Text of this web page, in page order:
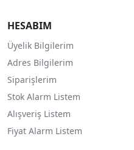
HESABIM
Üyelik Bilgilerim
Adres Bilgilerim
Siparişlerim
Stok Alarm Listem
Alışveriş Listem
Fiyat Alarm Listem